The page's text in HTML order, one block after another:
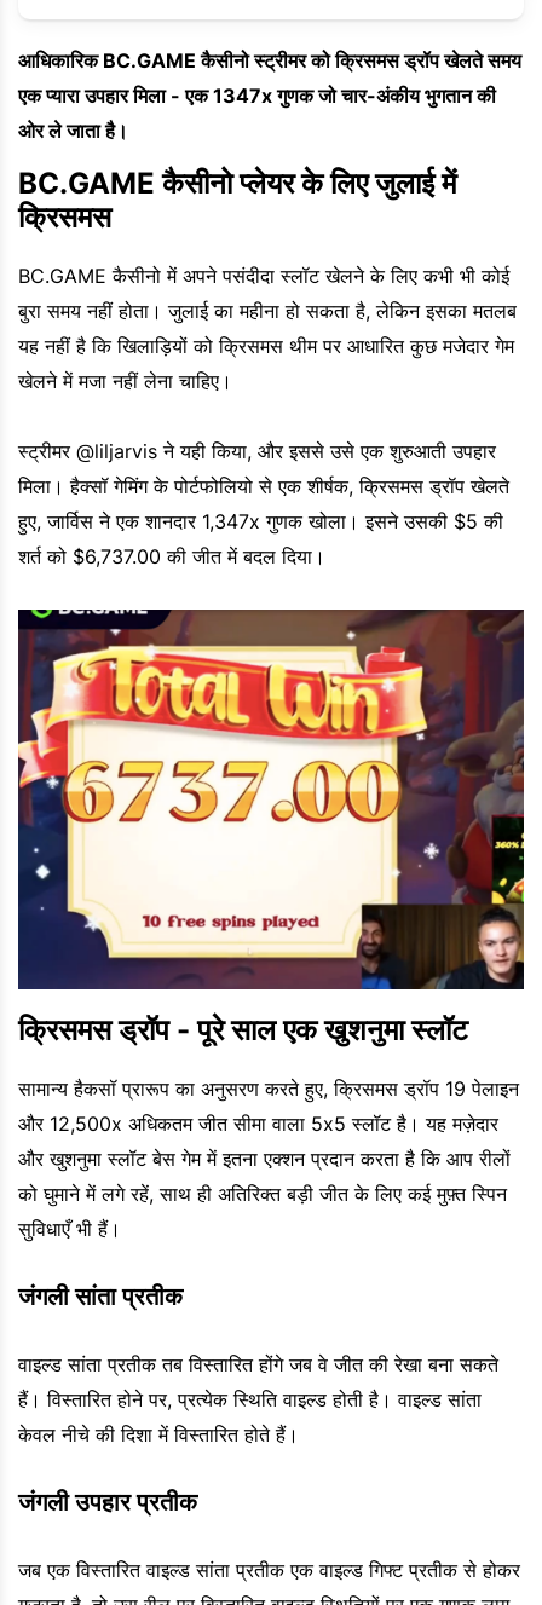
आधिकारिक BC.GAME कैसीनो स्ट्रीमर को क्रिसमस ड्रॉप खेलते समय
एक प्यारा उपहार मिला - एक 1347x गुणक जो चार-अंकीय भुगतान की
ओर ले जाता है।
BC.GAME कैसीनो प्लेयर के लिए जुलाई में
क्रिसमस
BC.GAME कैसीनो में अपने पसंदीदा स्लॉट खेलने के लिए कभी भी कोई
बुरा समय नहीं होता। जुलाई का महीना हो सकता है, लेकिन इसका मतलब
यह नहीं है कि खिलाड़ियों को क्रिसमस थीम पर आधारित कुछ मजेदार गेम
खेलने में मजा नहीं लेना चाहिए।
स्ट्रीमर @liljarvis ने यही किया, और इससे उसे एक शुरुआती उपहार
मिला। हैक्सॉ गेमिंग के पोर्टफोलियो से एक शीर्षक, क्रिसमस ड्रॉप खेलते
हुए, जार्विस ने एक शानदार 1,347x गुणक खोला। इसने उसकी $5 की
शर्त को $6,737.00 की जीत में बदल दिया।
क्रिसमस ड्रॉप - पूरे साल एक खुशनुमा स्लॉट
सामान्य हैकसॉ प्रारूप का अनुसरण करते हुए, क्रिसमस ड्रॉप 19 पेलाइन
और 12,500x अधिकतम जीत सीमा वाला 5x5 स्लॉट है। यह मज़ेदार
और खुशनुमा स्लॉट बेस गेम में इतना एक्शन प्रदान करता है कि आप रीलों
को घुमाने में लगे रहें, साथ ही अतिरिक्त बड़ी जीत के लिए कई मुफ़्त स्पिन
सुविधाएँ भी हैं।
जंगली सांता प्रतीक
वाइल्ड सांता प्रतीक तब विस्तारित होंगे जब वे जीत की रेखा बना सकते
हैं। विस्तारित होने पर, प्रत्येक स्थिति वाइल्ड होती है। वाइल्ड सांता
केवल नीचे की दिशा में विस्तारित होते हैं।
जंगली उपहार प्रतीक
जब एक विस्तारित वाइल्ड सांता प्रतीक एक वाइल्ड गिफ्ट प्रतीक से होकर